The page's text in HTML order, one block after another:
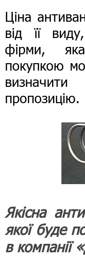
Ціна
від її
фірми,
покупкою
пропозицію.
Якісна
якої буде
в компанії